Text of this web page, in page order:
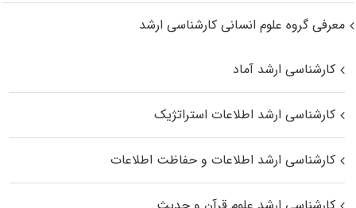
معرفی گروه علوم انسانی کارشناسی ارشد
کارشناسی ارشد آماد
کارشناسی ارشد اطلاعات استراتژیک
کارشناسی ارشد اطلاعات و حفاظت اطلاعات